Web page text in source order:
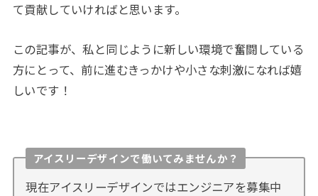
て貢献していければと思います。
この記事が、私と同じように新しい環境で奮闘している
方にとって、前に進むきっかけや小さな刺激になれば嬉
しいです！
アイスリーデザインで働いてみませんか？
現在アイスリーデザインではエンジニアを募集中